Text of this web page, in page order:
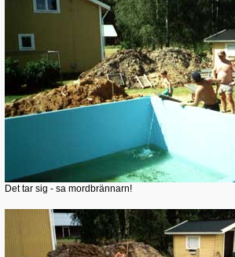
Det tar sig - sa mordbrännarn!